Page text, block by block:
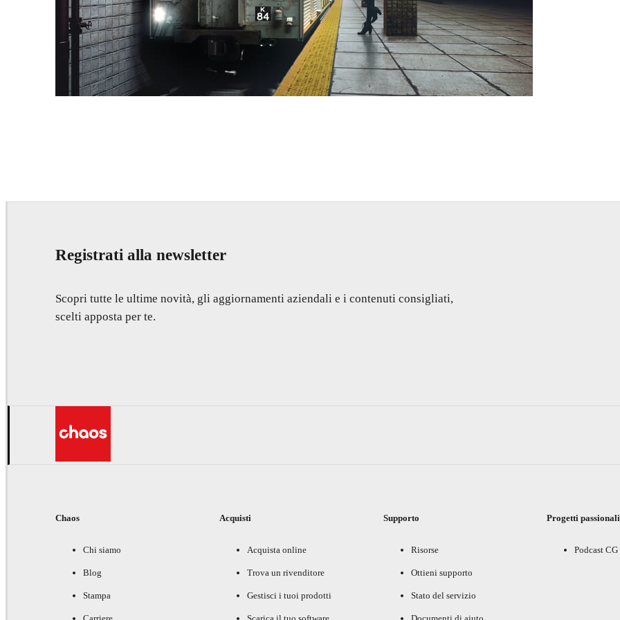
Registrati alla newsletter
Scopri tutte le ultime novità, gli aggiornamenti aziendali e i contenuti consigliati,
scelti apposta per te.
Chaos
Chi siamo
Blog
Stampa
Acquisti
Acquista online
Trova un rivenditore
Gestisci i tuoi prodotti
Supporto
Risorse
Ottieni supporto
Stato del servizio
Progetti passionali
Podcast CG